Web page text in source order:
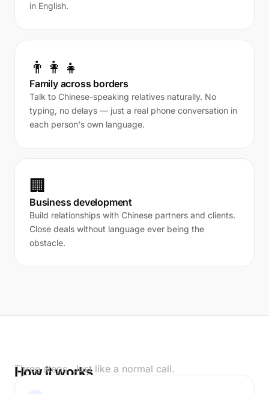
in English.
👨‍👩‍👧
Family across borders
Talk to Chinese-speaking relatives naturally. No
typing, no delays — just a real phone conversation in
each person's own language.
🏢
Business development
Build relationships with Chinese partners and clients.
Close deals without language ever being the
obstacle.
How it works
Three steps. Just like a normal call.